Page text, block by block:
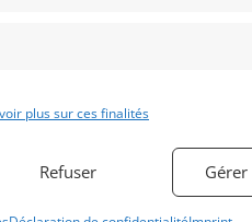
plus sur ces finalités
Refuser